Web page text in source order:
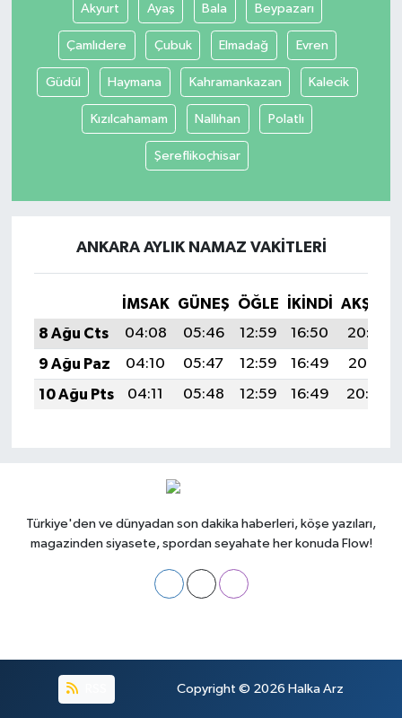
Akyurt Ayaş Bala Beypazarı
Çamlıdere Çubuk Elmadağ Evren
Güdül Haymana Kahramankazan Kalecik
Kızılcahamam Nallıhan Polatlı
Şereflikoçhisar
ANKARA AYLIK NAMAZ VAKITLERI
İMSAK GÜNEŞ ÖĞLE İKINDI
AKŞAM
8 Ağu Cts
04:08 05:46 12:59 16:50
20:02
9 Ağu Paz
04:10 05:47 12:59 16:49
20:01
10 Ağu Pts
04:11 05:48 12:59 16:49 20:00
Türkiye'den ve dünyadan son dakika haberleri, köşe yazıları,
magazinden siyasete, spordan seyahate her konuda Flow!
Copyright © 2026 Halka Arz